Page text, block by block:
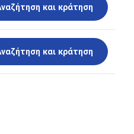
και κράτηση
και κράτηση